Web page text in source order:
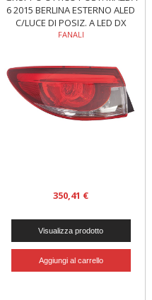
6 2015 BERLINA ESTERNO ALED
C/LUCE DI POSIZ. A LED DX
FANALI
350,41 €